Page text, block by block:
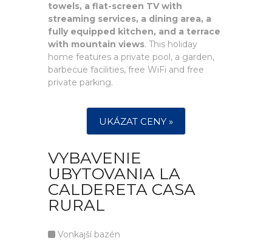
towels, a flat-screen TV with
streaming services, a dining area, a
fully equipped kitchen, and a terrace
with mountain views. This holiday
home features a private pool, a garden,
barbecue facilities, free WiFi and free
private parking.
UKÁZAT CENY »
VYBAVENIE
UBYTOVANIA LA
CALDERETA CASA
RURAL
Vonkajší bazén